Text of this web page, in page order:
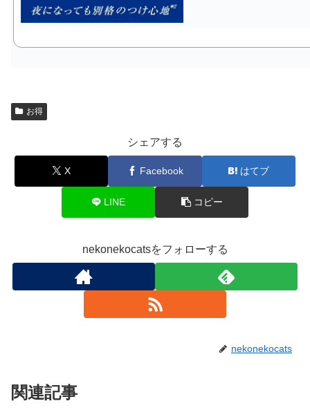
お得
シェアする
X Facebook はてブ
LINE コピー
nekonekocatsをフォローする
nekonekocats
関連記事